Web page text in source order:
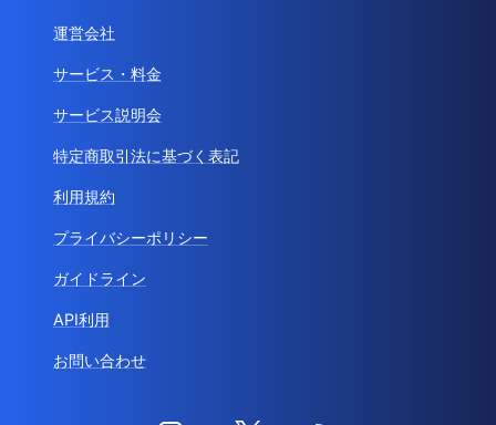
運営会社
サービス・料金
サービス説明会
特定商取引法に基づく表記
利用規約
プライバシーポリシー
ガイドライン
API利用
お問い合わせ